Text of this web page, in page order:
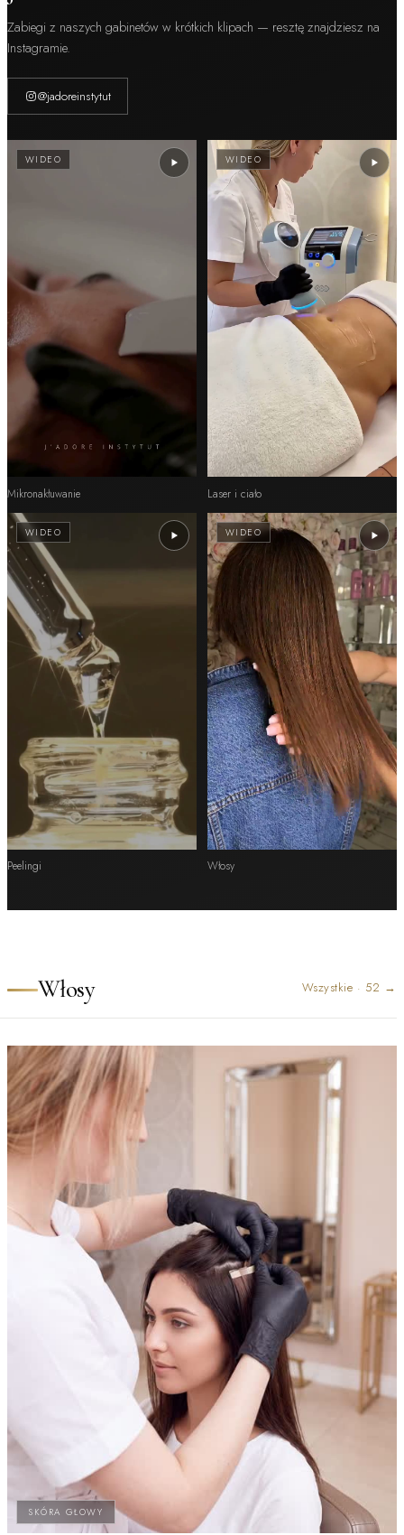
Zabiegi z naszych gabinetów w krótkich klipach — resztę znajdziesz na
Instagramie.
@jadoreinstytut
WIDEO
Mikronakłuwanie
WIDEO
Laser i ciało
WIDEO
Peelingi
WIDEO
Włosy
Włosy Wszystkie · 52 →
SKÓRA GŁOWY